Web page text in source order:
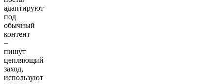
адаптируют
под
обычный
контент
–
пишут
цепляющий
заход,
используют